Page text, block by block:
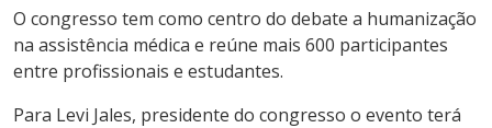
O congresso tem como centro do debate a humanização
na assistência médica e reúne mais 600 participantes
entre profissionais e estudantes.
Para Levi Jales, presidente do congresso o evento terá